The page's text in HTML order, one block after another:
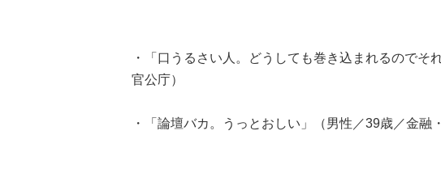
・「口うるさい人。どうしても巻き込まれるのでそ
官公庁）
・「論壇バカ。うっとおしい」（男性／39歳／金融